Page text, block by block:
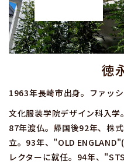
徳
1963年長崎市出身。ファッ
文化服装学院デザイン科入学
87年渡仏。帰国後92年、株
立。93年、"OLD
レクターに就任。94年、